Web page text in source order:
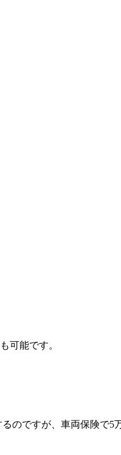
可能です。
のですが、車両保険で5